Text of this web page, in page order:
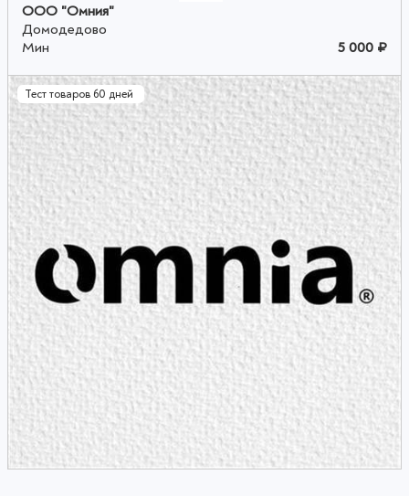
ООО "Омния"
Домодедово
Мин
5 000 ₽
Тест товаров 60 дней